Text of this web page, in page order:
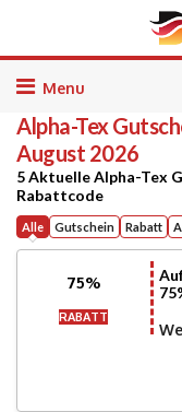
Skip
content
Alpha-Tex
August 2026
5 Aktuelle Alpha-Tex
Rabattcode
Alle Gutschein Rabatt
75%
RABATT